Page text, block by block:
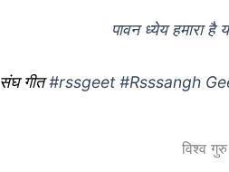
पावन ध्येय हमारा है
संघ गीत#rssgeet #Rsssangh
विश्व